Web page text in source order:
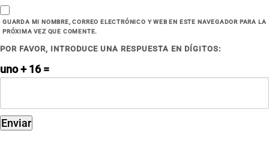
GUARDA MI NOMBRE, CORREO ELECTRÓNICO Y WEB EN ESTE NAVEGADOR PARA LA
PRÓXIMA VEZ QUE COMENTE.
POR FAVOR, INTRODUCE UNA RESPUESTA EN DÍGITOS:
uno + 16 =